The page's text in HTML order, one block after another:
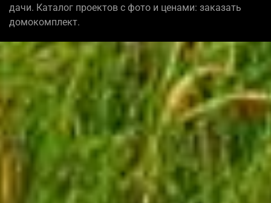
дачи. Каталог проектов с фото и ценами: заказать
домокомплект.